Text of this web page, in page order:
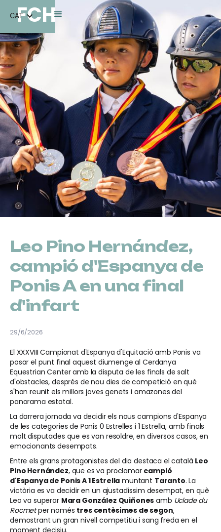
FCH
CAT
Leo Pino Hernández,
campió d'Espanya de
Ponis A en una final
d'infart
29/6/2026
El XXXVIII Campionat d'Espanya d'Equitació amb Ponis va
posar el punt final aquest diumenge al Cerdanya
Equestrian Center amb la disputa de les finals de salt
d'obstacles, després de nou dies de competició en què
s'han reunit els millors joves genets i amazones del
panorama estatal.
La darrera jornada va decidir els nous campions d'Espanya
de les categories de Ponis 0 Estrelles i 1 Estrella, amb finals
molt disputades que es van resoldre, en diversos casos, en
emocionants desempats.
Entre els grans protagonistes del dia destaca el català Leo
Pino Hernández, que es va proclamar campió
d'Espanya de Ponis A 1 Estrella muntant Taranto. La
victòria es va decidir en un ajustadíssim desempat, en què
Leo va superar Mara González Quiñones amb Uclade du
Rocmetper només tres centèsimes de segon,
demostrant un gran nivell competitiu i sang freda en el
moment decisiu.